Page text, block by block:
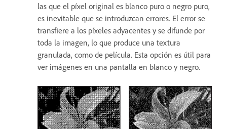
las que el píxel original es blanco puro o negro puro,
es inevitable que se introduzcan errores. El error se
transfiere a los píxeles adyacentes y se difunde por
toda la imagen, lo que produce una textura
granulada, como de película. Esta opción es útil para
ver imágenes en una pantalla en blanco y negro.